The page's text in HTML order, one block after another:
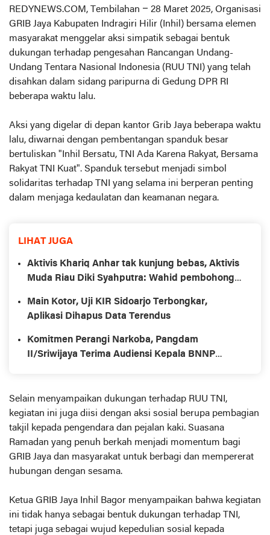
REDYNEWS.COM, Tembilahan – 28 Maret 2025, Organisasi
GRIB Jaya Kabupaten Indragiri Hilir (Inhil) bersama elemen
masyarakat menggelar aksi simpatik sebagai bentuk
dukungan terhadap pengesahan Rancangan Undang-
Undang Tentara Nasional Indonesia (RUU TNI) yang telah
disahkan dalam sidang paripurna di Gedung DPR RI
beberapa waktu lalu.
Aksi yang digelar di depan kantor Grib Jaya beberapa waktu
lalu, diwarnai dengan pembentangan spanduk besar
bertuliskan "Inhil Bersatu, TNI Ada Karena Rakyat, Bersama
Rakyat TNI Kuat". Spanduk tersebut menjadi simbol
solidaritas terhadap TNI yang selama ini berperan penting
dalam menjaga kedaulatan dan keamanan negara.
LIHAT JUGA
Aktivis Khariq Anhar tak kunjung bebas, Aktivis
Muda Riau Diki Syahputra: Wahid pembohong,
Main Kotor, Uji KIR Sidoarjo Terbongkar,
Aplikasi Dihapus Data Terendus
Komitmen Perangi Narkoba, Pangdam
II/Sriwijaya Terima Audiensi Kepala BNNP
Selain menyampaikan dukungan terhadap RUU TNI,
kegiatan ini juga diisi dengan aksi sosial berupa pembagian
takjil kepada pengendara dan pejalan kaki. Suasana
Ramadan yang penuh berkah menjadi momentum bagi
GRIB Jaya dan masyarakat untuk berbagi dan mempererat
hubungan dengan sesama.
Ketua GRIB Jaya Inhil Bagor menyampaikan bahwa kegiatan
ini tidak hanya sebagai bentuk dukungan terhadap TNI,
tetapi juga sebagai wujud kepedulian sosial kepada